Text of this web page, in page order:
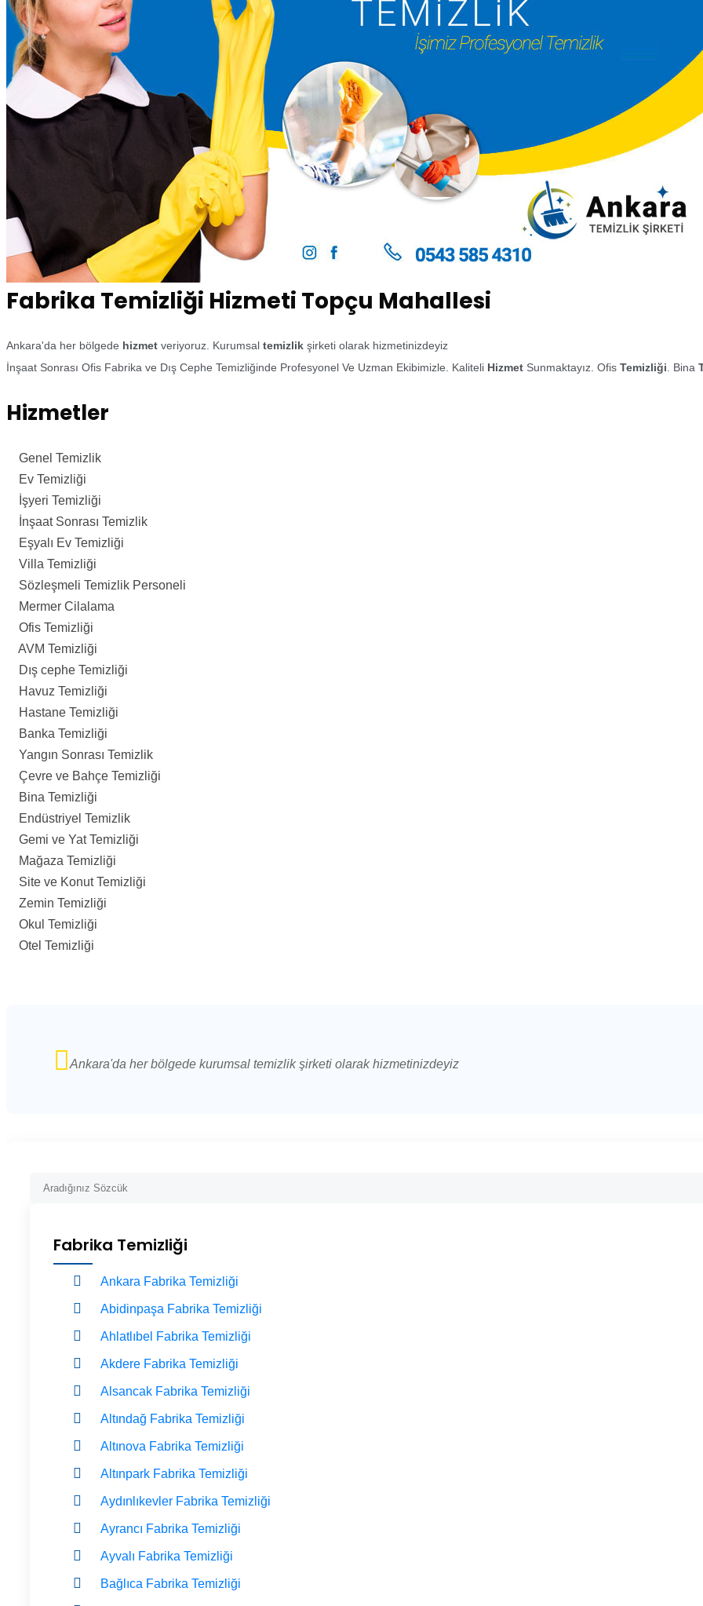
Fabrika Temizliği Hizmeti Topçu Mahallesi
Ankara'da her bölgede hizmet veriyoruz. Kurumsal temizlik şirketi olarak hizmetinizdeyiz
İnşaat Sonrası Ofis Fabrika ve Dış Cephe Temizliğinde Profesyonel Ve Uzman Ekibimizle. Kaliteli Hizmet Sunmaktayız. Ofis Temizliği . Bina
Hizmetler
Genel Temizlik
Ev Temizliği
İşyeri Temizliği
İnşaat Sonrası Temizlik
Eşyalı Ev Temizliği
Villa Temizliği
Sözleşmeli Temizlik Personeli
Mermer Cilalama
Ofis Temizliği
AVM Temizliği
Dış cephe Temizliği
Havuz Temizliği
Hastane Temizliği
Banka Temizliği
Yangın Sonrası Temizlik
Çevre ve Bahçe Temizliği
Bina Temizliği
Endüstriyel Temizlik
Gemi ve Yat Temizliği
Mağaza Temizliği
Site ve Konut Temizliği
Zemin Temizliği
Okul Temizliği
Otel Temizliği
Ankara'da her bölgede kurumsal temizlik şirketi olarak hizmetinizdeyiz
Fabrika Temizliği
Ankara Fabrika Temizliği
Abidinpaşa Fabrika Temizliği
Ahlatlıbel Fabrika Temizliği
Akdere Fabrika Temizliği
Alsancak Fabrika Temizliği
Altındağ Fabrika Temizliği
Altınova Fabrika Temizliği
Altınpark Fabrika Temizliği
Aydınlıkevler Fabrika Temizliği
Ayrancı Fabrika Temizliği
Ayvalı Fabrika Temizliği
Bağlıca Fabrika Temizliği